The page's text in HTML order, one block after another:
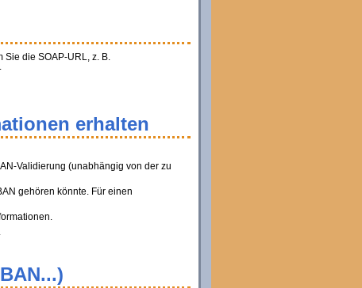
Sie die SOAP-URL, z. B.
erhalten
Validierung (unabhängig von der zu
gehören könnte. Für einen